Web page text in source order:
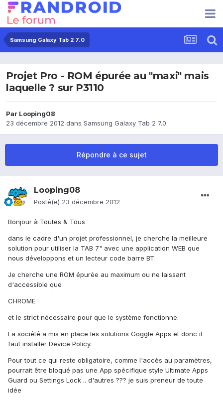
Samsung Galaxy Tab 2 7.0
Projet Pro - ROM épurée au "maxi" mais
laquelle ? sur P3110
Par Looping08
23 décembre 2012 dans Samsung Galaxy Tab 2 7.0
Répondre à ce sujet
Looping08
Posté(e) 23 décembre 2012
Bonjour à Toutes & Tous
dans le cadre d'un projet professionnel, je cherche la meilleure
solution pour utiliser la TAB 7" avec une application WEB que
nous développons et un lecteur code barre BT.
Je cherche une ROM épurée au maximum ou ne laissant
d'accessible que
CHROME
et le strict nécessaire pour que le système fonctionne.
La société a mis en place les solutions Goggle Apps et donc il
faut installer Device Policy.
Pour tout ce qui reste obligatoire, comme l'accès au paramètres,
pourrait être bloqué pas une App spécifique style Ultimate Apps
Guard ou Settings Lock .. d'autres ??? je suis preneur de toute
idée